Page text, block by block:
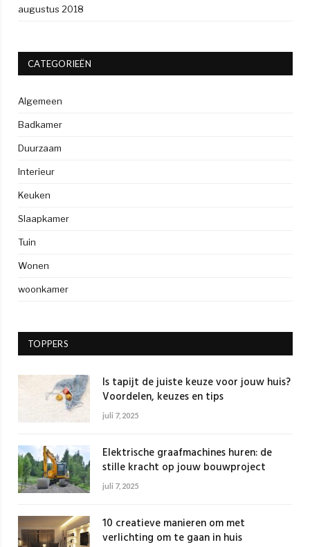
augustus 2018
CATEGORIEËN
Algemeen
Badkamer
Duurzaam
Interieur
Keuken
Slaapkamer
Tuin
Wonen
woonkamer
TOPPERS
Is tapijt de juiste keuze voor jouw huis?
Voordelen, keuzes en tips
juli 7, 2025
Elektrische graafmachines huren: de
stille kracht op jouw bouwproject
juli 7, 2025
10 creatieve manieren om met
verlichting om te gaan in huis